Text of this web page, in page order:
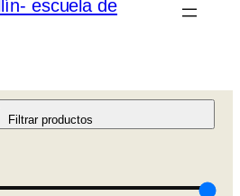
Filtrar productos